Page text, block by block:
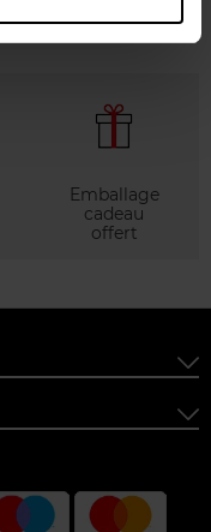
Emballage
cadeau
offert